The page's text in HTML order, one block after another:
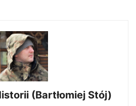
(Bartłomiej Stój)